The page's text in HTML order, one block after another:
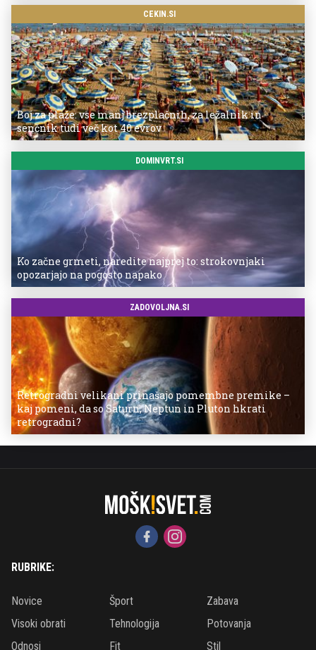
CEKIN.SI
Boj za plaže: vse manj brezplačnih, za ležalnik in
senčnik tudi več kot 40 evrov
DOMINVRT.SI
Ko začne grmeti, naredite najprej to: strokovnjaki
opozarjajo na pogosto napako
ZADOVOLJNA.SI
Retrogradni velikani prinašajo pomembne premike –
kaj pomeni, da so Saturn, Neptun in Pluton hkrati
retrogradni?
RUBRIKE:
Novice Šport
Zabava
Visoki obrati
Tehnologija
Potovanja
Odnosi
Fit Stil